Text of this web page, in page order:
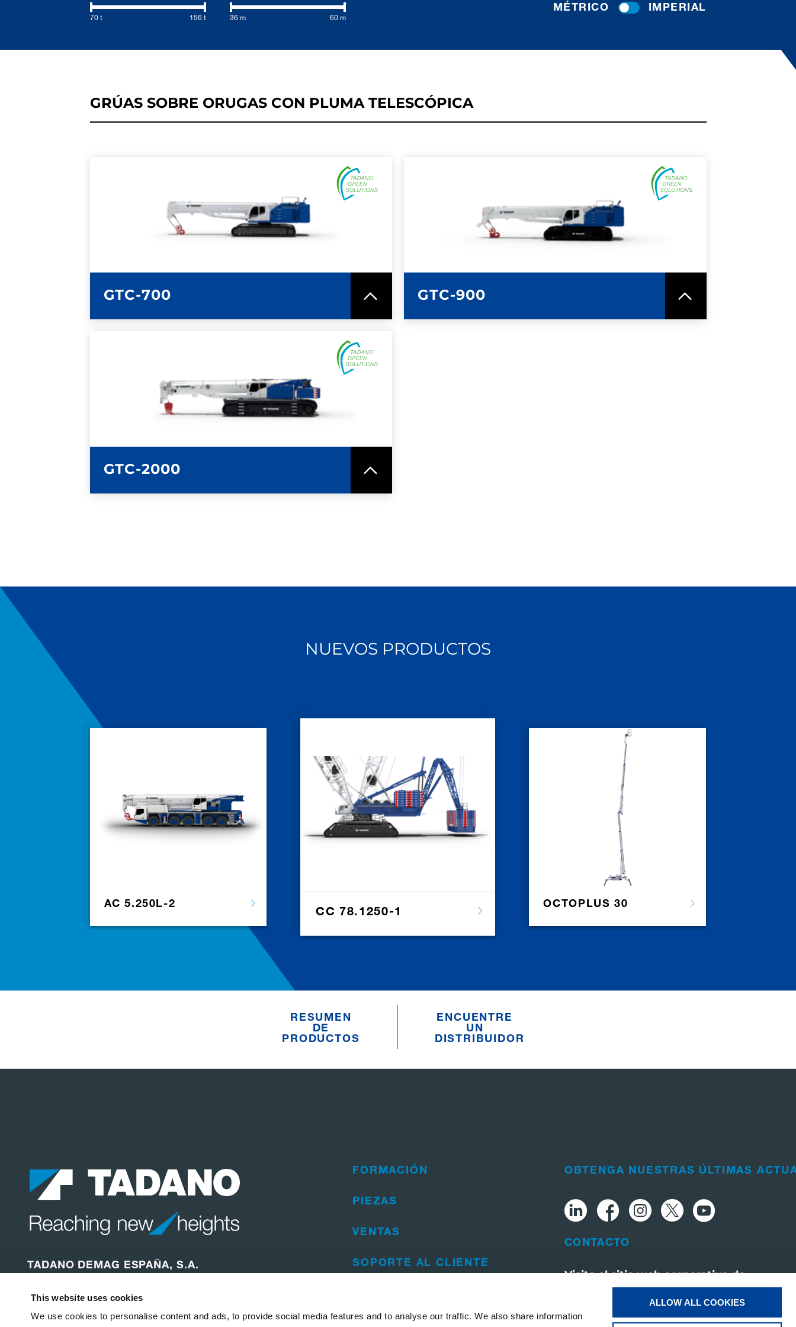
This website uses cookies
We use cookies to personalise content and ads, to provide social media features and to analyse our traffic. We also share information
ALLOW ALL COOKIES
70 t 156 t 36 m 60 m
MÉTRICO IMPERIAL
GRÚAS SOBRE ORUGAS CON PLUMA TELESCÓPICA
GTC-700
HOJA DE ESPECIFICACIONES
GTC-900
HOJA DE ESPECIFICACIONES
GTC-2000
HOJA DE ESPECIFICACIONES
NUEVOS PRODUCTOS
AC 5.250L-2
CC 78.1250-1
OCTOPLUS 30
RESUMEN
DE
PRODUCTOS
ENCUENTRE
UN
DISTRIBUIDOR
TADANO DEMAG ESPAÑA, S.A.
28500, Arganda del Rey (Madrid)
Espana
FORMACIÓN
PIEZAS
VENTAS
SOPORTE AL CLIENTE
OBTENGA NUESTRAS ÚLTIMAS
CONTACTO
Visite el sitio web corporativo de